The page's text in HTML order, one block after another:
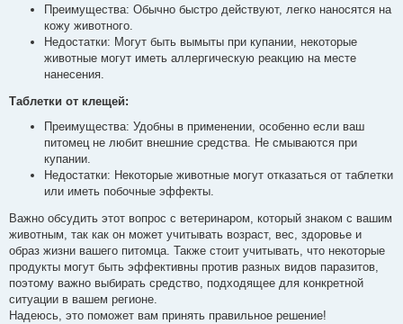
Преимущества: Обычно быстро действуют, легко наносятся на
кожу животного.
Недостатки: Могут быть вымыты при купании, некоторые
животные могут иметь аллергическую реакцию на месте
нанесения.
Таблетки от клещей:
Преимущества: Удобны в применении, особенно если ваш
питомец не любит внешние средства. Не смываются при
купании.
Недостатки: Некоторые животные могут отказаться от таблетки
или иметь побочные эффекты.
Важно обсудить этот вопрос с ветеринаром, который знаком с вашим
животным, так как он может учитывать возраст, вес, здоровье и
образ жизни вашего питомца. Также стоит учитывать, что некоторые
продукты могут быть эффективны против разных видов паразитов,
поэтому важно выбирать средство, подходящее для конкретной
ситуации в вашем регионе.
Надеюсь, это поможет вам принять правильное решение!